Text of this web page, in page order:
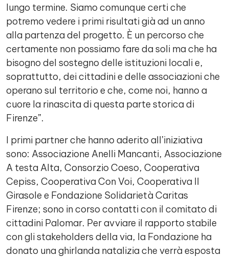
lungo termine. Siamo comunque certi che
potremo vedere i primi risultati già ad un anno
alla partenza del progetto. È un percorso che
certamente non possiamo fare da soli ma che ha
bisogno del sostegno delle istituzioni locali e,
soprattutto, dei cittadini e delle associazioni che
operano sul territorio e che, come noi, hanno a
cuore la rinascita di questa parte storica di
Firenze”.
I primi partner che hanno aderito all’iniziativa
sono: Associazione Anelli Mancanti, Associazione
A testa Alta, Consorzio Coeso, Cooperativa
Cepiss, Cooperativa Con Voi, Cooperativa Il
Girasole e Fondazione Solidarietà Caritas
Firenze; sono in corso contatti con il comitato di
cittadini Palomar. Per avviare il rapporto stabile
con gli stakeholders della via, la Fondazione ha
donato una ghirlanda natalizia che verrà esposta